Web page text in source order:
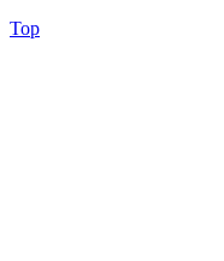
Top